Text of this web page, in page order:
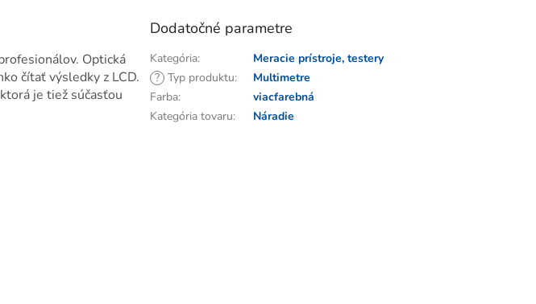
Optická
čítať výsledky z LCD.
je tiež súčasťou
Dodatočné parametre
Kategória:
Meracie prístroje, testery
? Typ produktu:
Multimetre
Farba:
viacfarebná
Kategória tovaru: Náradie